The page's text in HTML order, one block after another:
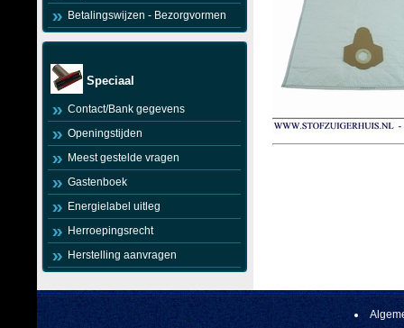
Betalingswijzen - Bezorgvormen
Speciaal
Contact/Bank gegevens
Openingstijden
Meest gestelde vragen
Gastenboek
Energielabel uitleg
Herroepingsrecht
Herstelling aanvragen